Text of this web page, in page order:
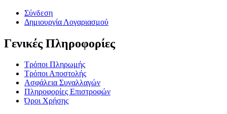
Σύνδεση
Δημιουργία Λογαριασμού
Γενικές Πληροφορίες
Τρόποι Πληρωμής
Τρόποι Αποστολής
Ασφάλεια Συναλλαγών
Πληροφορίες Επιστροφών
Όροι Χρήσης